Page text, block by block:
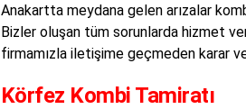
Anakartta meydana gelen arızalar
Bizler oluşan tüm sorunlarda hizmet
firmamızla iletişime geçmeden karar
Körfez Kombi Tamiratı